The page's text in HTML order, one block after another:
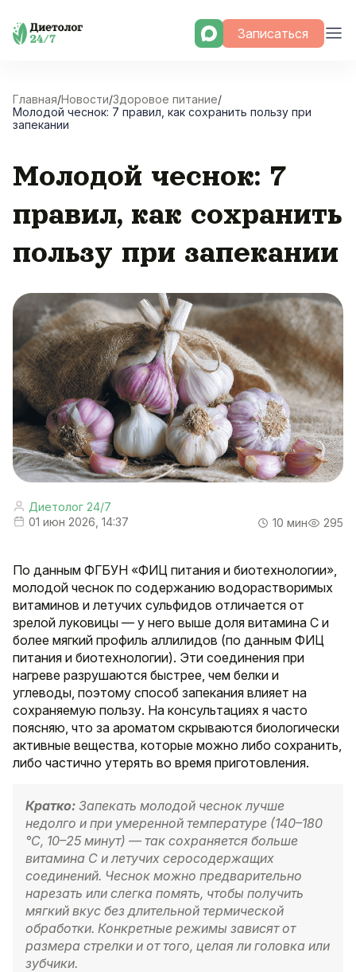
Skip
Записаться
Главная/Новости/Здоровое питание/
Молодой чеснок: 7 правил, как сохранить пользу при
запекании
Молодой чеснок: 7
правил, как сохранить
пользу при запекании
Диетолог 24/7
01 июн 2026, 14:37
10 мин 295
По данным ФГБУН «ФИЦ питания и биотехнологии»,
молодой чеснок по содержанию водорастворимых
витаминов и летучих сульфидов отличается от
зрелой луковицы — у него выше доля витаминa C и
более мягкий профиль аллилидов (по данным ФИЦ
питания и биотехнологии). Эти соединения при
нагреве разрушаются быстрее, чем белки и
углеводы, поэтому способ запекания влияет на
сохраняемую пользу. На консультациях я часто
поясняю, что за ароматом скрываются биологически
активные вещества, которые можно либо сохранить,
либо частично утерять во время приготовления.
Кратко: Запекать молодой чеснок лучше
недолго и при умеренной температуре (140–180
°C, 10–25 минут) — так сохраняется больше
витамина C и летучих серосодержащих
соединений. Чеснок можно предварительно
нарезать или слегка помять, чтобы получить
мягкий вкус без длительной термической
обработки. Конкретные режимы зависят от
размера стрелки и от того, целая ли головка или
зубчики.